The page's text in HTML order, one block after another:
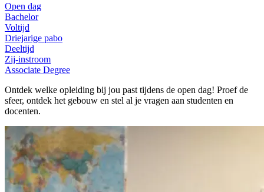
Open dag
Bachelor
Voltijd
Driejarige pabo
Deeltijd
Zij-instroom
Associate Degree
Ontdek welke opleiding bij jou past tijdens de open dag! Proef de
sfeer, ontdek het gebouw en stel al je vragen aan studenten en
docenten.